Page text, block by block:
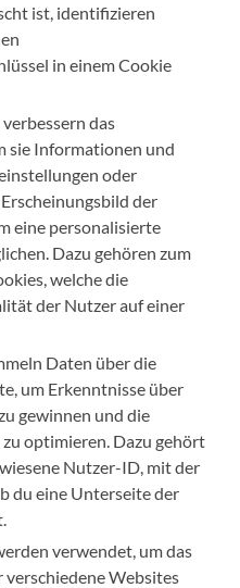
ist, identifizieren
in einem Cookie
verbessern das
sie Informationen und
oder
der
eine personalisierte
Dazu gehören zum
welche die
der Nutzer auf einer
Daten über die
um Erkenntnisse über
gewinnen und die
optimieren. Dazu gehört
Nutzer-ID, mit der
du eine Unterseite der
verwendet, um das
Websites